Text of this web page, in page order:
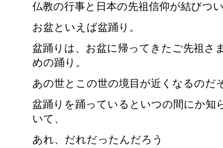
仏教の行事と日本の先祖信仰が結びつ
お盆といえば盆踊り。
盆踊りは、お盆に帰ってきたご先祖さ
めの踊り。
あの世とこの世の境目が近くなるのだ
盆踊りを踊っているといつの間にか知
いて、
あれ、だれだったんだろう